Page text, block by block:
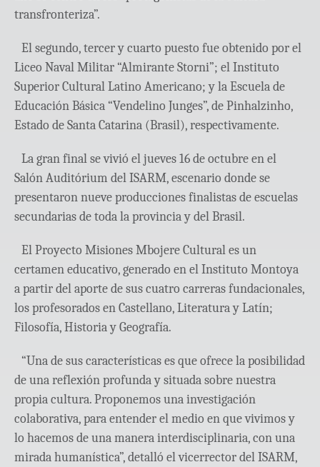
transfronteriza”.
El segundo, tercer y cuarto puesto fue obtenido por el
Liceo Naval Militar “Almirante Storni”; el Instituto
Superior Cultural Latino Americano; y la Escuela de
Educación Básica “Vendelino Junges”, de Pinhalzinho,
Estado de Santa Catarina (Brasil), respectivamente.
La gran final se vivió el jueves 16 de octubre en el
Salón Auditórium del ISARM, escenario donde se
presentaron nueve producciones finalistas de escuelas
secundarias de toda la provincia y del Brasil.
El Proyecto Misiones Mbojere Cultural es un
certamen educativo, generado en el Instituto Montoya
a partir del aporte de sus cuatro carreras fundacionales,
los profesorados en Castellano, Literatura y Latín;
Filosofía, Historia y Geografía.
“Una de sus características es que ofrece la posibilidad
de una reflexión profunda y situada sobre nuestra
propia cultura. Proponemos una investigación
colaborativa, para entender el medio en que vivimos y
lo hacemos de una manera interdisciplinaria, con una
mirada humanística”, detalló el vicerrector del ISARM,